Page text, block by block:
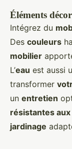
Éléments
Intégrez du
Des couleurs
mobilier
L’eau est aussi
transformer
un entretien
résistantes
jardinage